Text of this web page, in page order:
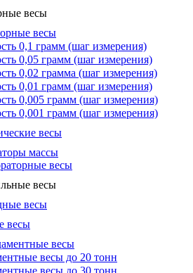
весы
весы
0,1 грамм (шаг измерения)
0,05 грамм (шаг измерения)
0,02 грамма (шаг измерения)
0,01 грамм (шаг измерения)
0,005 грамм (шаг измерения)
0,001 грамм (шаг измерения)
весы
массы
весы
весы
весы
весы
весы
весы до 20 тонн
весы до 30 тонн